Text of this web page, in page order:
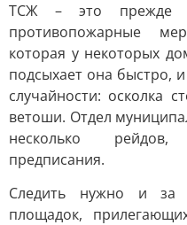
ТСЖ – это прежде
противопожарные
которая у некоторых
подсыхает она быстро,
случайности: осколка
ветоши. Отдел
несколько
предписания.
Следить нужно и за
площадок,